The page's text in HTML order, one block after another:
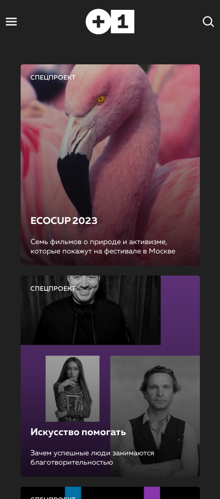
СПЕЦПРОЕКТ
ECOCUP 2023
Семь фильмов о природе и активизме,
которые покажут на фестивале в Москве
СПЕЦПРОЕКТ
Искусство помогать
Зачем успешные люди занимаются
благотворительностью